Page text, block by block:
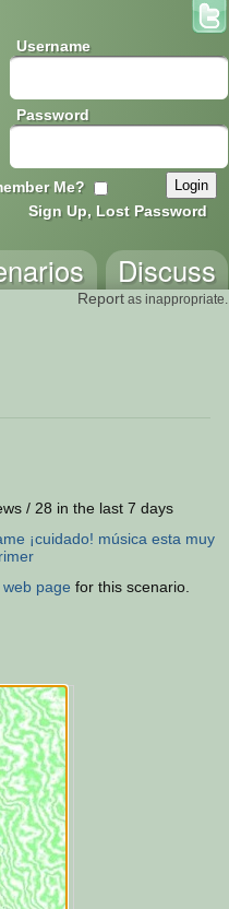
Username
Password
Me?
Sign Up, Lost Password
Discuss
Report as inappropriate.
/ 28 in the last 7 days
¡cuidado! música esta muy
web page for this scenario.